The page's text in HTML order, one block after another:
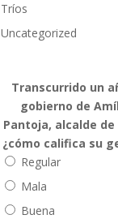
Tríos
Uncategorized
Transcurrido un
gobierno de
Pantoja, alcalde de
¿cómo califica su
Regular
Mala
Buena